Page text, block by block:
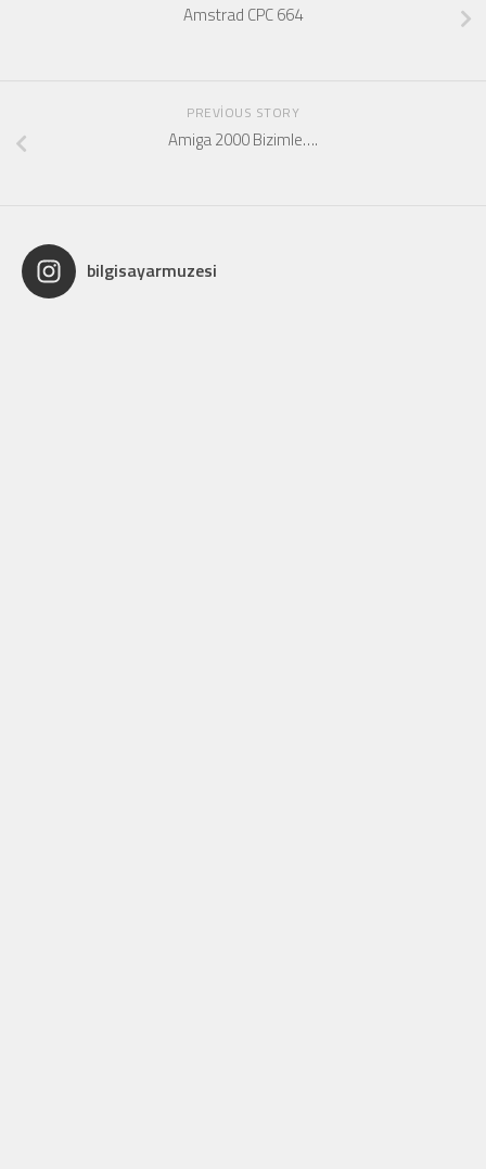
Amstrad CPC 664
PREVIOUS STORY
Amiga 2000 Bizimle….
bilgisayarmuzesi